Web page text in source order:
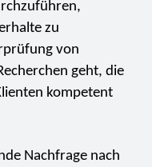
zu
von
geht, die
kompetent
Nachfrage nach